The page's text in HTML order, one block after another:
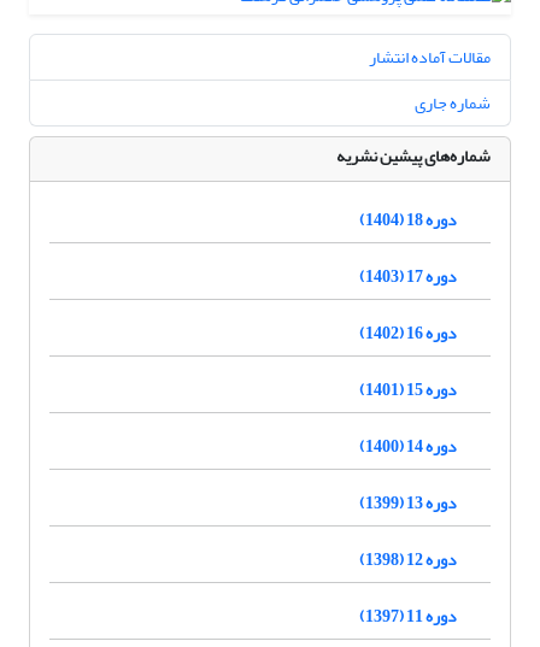
مقالات آماده انتشار
شماره جاری
شماره‌های پیشین نشریه
دوره 18 (1404)
دوره 17 (1403)
دوره 16 (1402)
دوره 15 (1401)
دوره 14 (1400)
دوره 13 (1399)
دوره 12 (1398)
دوره 11 (1397)